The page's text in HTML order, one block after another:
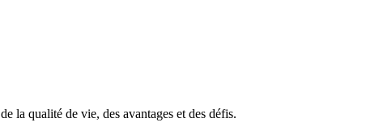
la qualité de vie, des avantages et des défis.